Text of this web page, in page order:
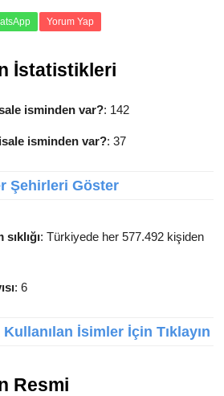
Yorum Yap
İstatistikleri
isminden var?: 142
isminden var?: 37
Şehirleri Göster
: Türkiyede her 577.492 kişiden
: 6
İsimler İçin Tıklayın
Resmi